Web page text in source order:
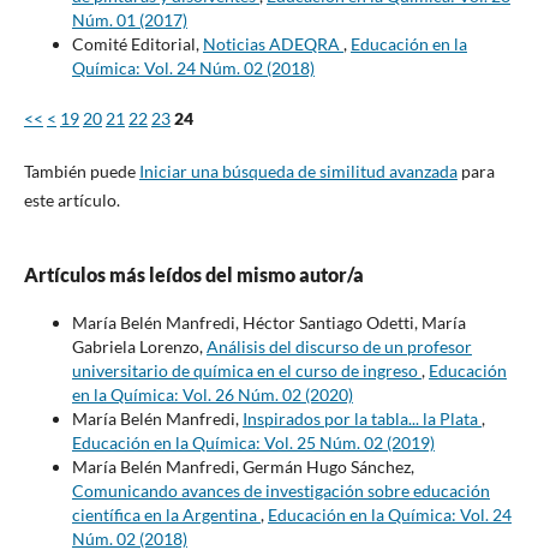
Núm. 01 (2017)
Comité Editorial, Noticias ADEQRA , Educación en la
Química: Vol. 24 Núm. 02 (2018)
<< < 19 20 21 22 2324
También puede Iniciar una búsqueda de similitud avanzadapara
este artículo.
Artículos más leídos del mismo autor/a
María Belén Manfredi, Héctor Santiago Odetti, María
Gabriela Lorenzo,Análisis del discurso de un profesor
universitario de química en el curso de ingreso, Educación
en la Química: Vol. 26 Núm. 02 (2020)
María Belén Manfredi, Inspirados por la tabla... la Plata,
Educación en la Química: Vol. 25 Núm. 02 (2019)
María Belén Manfredi, Germán Hugo Sánchez,
Comunicando avances de investigación sobre educación
científica en la Argentina, Educación en la Química: Vol. 24
Núm. 02 (2018)